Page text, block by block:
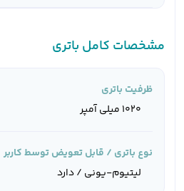
مشخصات کامل باتری
ظرفیت باتری
۱۰۲۰ میلی آمپر
نوع باتری / قابل تعویض توسط کاربر
لیتیوم-یونی / دارد